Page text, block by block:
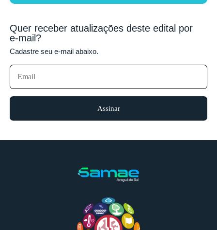
Quer receber atualizações deste edital por
e-mail?
Cadastre seu e-mail abaixo.
Assinar